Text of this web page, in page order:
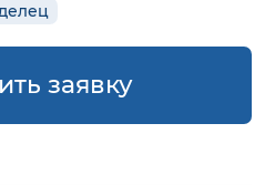
заявку